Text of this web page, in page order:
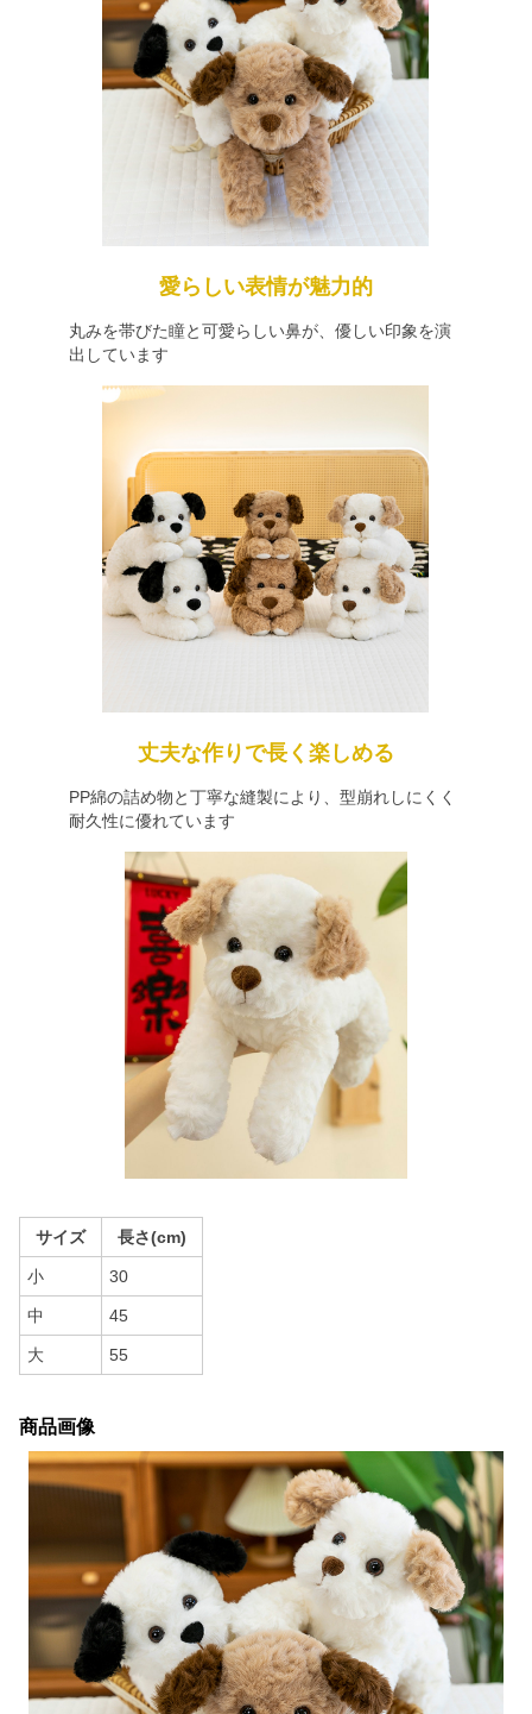
愛らしい表情が魅力的
丸みを帯びた瞳と可愛らしい鼻が、優しい印象を演
出しています
丈夫な作りで長く楽しめる
PP綿の詰め物と丁寧な縫製により、型崩れしにくく
耐久性に優れています
サイズ 長さ(cm)
小 30
中 45
大 55
商品画像